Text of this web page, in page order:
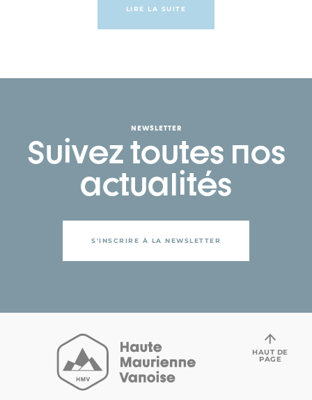
LIRE LA SUITE
NEWSLETTER
Suivez toutes nos
actualités
S'INSCRIRE À LA NEWSLETTER
HAUT DE
PAGE